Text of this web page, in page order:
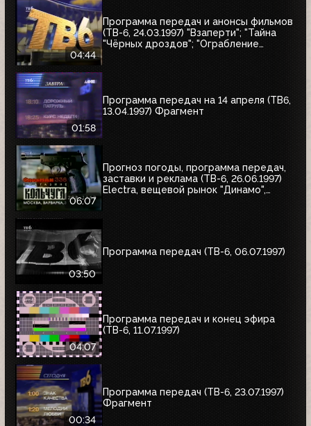
04:44
Программа передач и анонсы фильмов
(ТВ-6, 24.03.1997) "Взаперти"; "Тайна
"Чёрных дроздов"; "Ограбление
01:58
Программа передач на 14 апреля (ТВ6,
13.04.1997) Фрагмент
06:07
Прогноз погоды, программа передач,
заставки и реклама (ТВ-6, 26.06.1997)
Electra, вещевой рынок "Динамо",
03:50
Программа передач (ТВ-6, 06.07.1997)
04:07
Программа передач и конец эфира
(ТВ-6, 11.07.1997)
00:34
Программа передач (ТВ-6, 23.07.1997)
Фрагмент